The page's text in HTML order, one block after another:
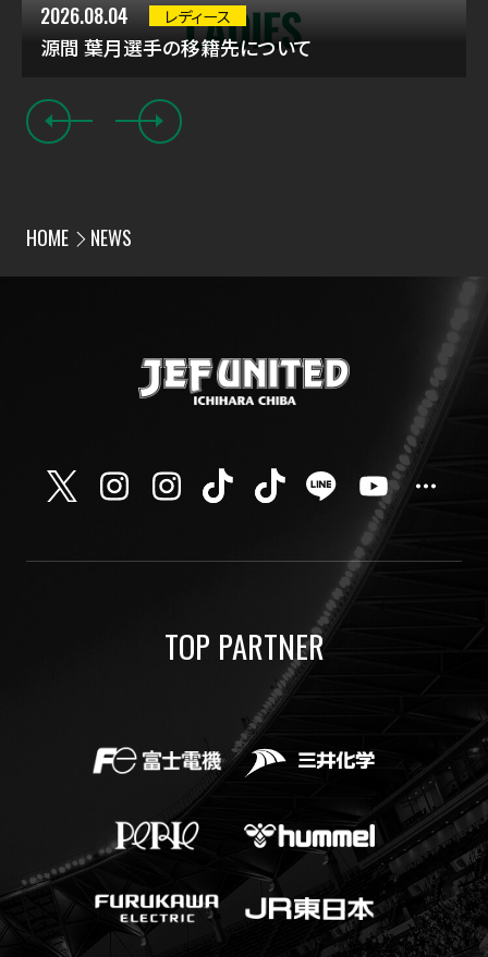
2026.08.04 レディース
源間 葉月選手の移籍先について
HOME NEWS
TOP PARTNER